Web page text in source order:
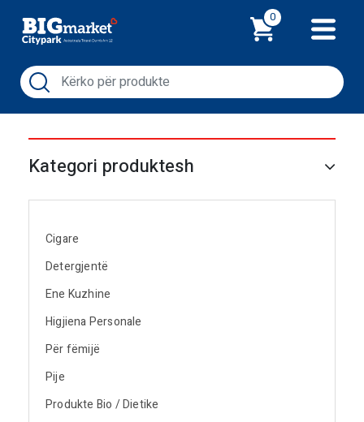
0
Kategori produktesh
Cigare
Detergjentë
Ene Kuzhine
Higjiena Personale
Për fëmijë
Pije
Produkte Bio / Dietike